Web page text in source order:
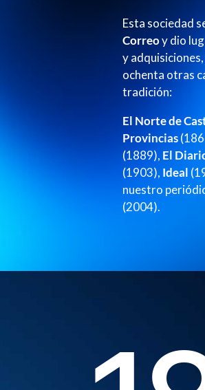
Esta sociedad
Correoy dio
y
ochenta otras
tradición:
El Norte de
Provincias
(1889), El
(1903), Ideal
nuestro
(2004).